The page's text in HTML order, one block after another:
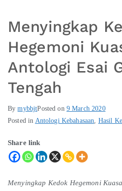
Menyingkap
Hegemoni
Antologi Esai
Tengah
BymybbjtPosted on 9 March 2020
Posted in Antologi Kebahasaan Hasil
Share link
Menyingkap Kedok Hegemoni